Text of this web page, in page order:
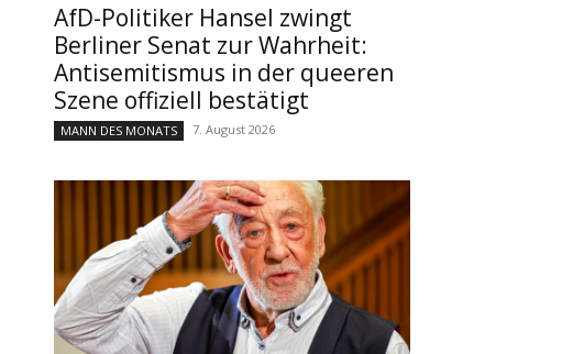
AfD-Politiker Hansel zwingt
Berliner Senat zur Wahrheit:
Antisemitismus in der queeren
Szene offiziell bestätigt
MANN DES MONATS 7. August 2026